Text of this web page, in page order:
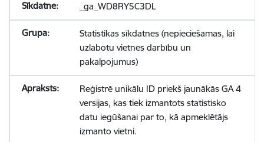
_ga_WD8RY5C3DL
Statistikas sīkdatnes (nepieciešamas, lai
uzlabotu vietnes darbību un
pakalpojumus)
Reģistrē unikālu ID priekš jaunākās GA 4
versijas, kas tiek izmantots statistisko
datu iegūšanai par to, kā apmeklētājs
izmanto vietni.